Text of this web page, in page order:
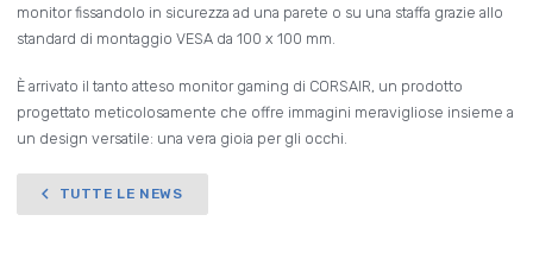
monitor fissandolo in sicurezza ad una parete o su una staffa grazie allo
standard di montaggio VESA da 100 x 100 mm.
È arrivato il tanto atteso monitor gaming di CORSAIR, un prodotto
progettato meticolosamente che offre immagini meravigliose insieme a
un design versatile: una vera gioia per gli occhi.
TUTTE LE NEWS